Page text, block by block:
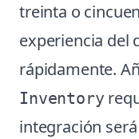
treinta o
experiencia del
rápidamente.
Inventory
integración